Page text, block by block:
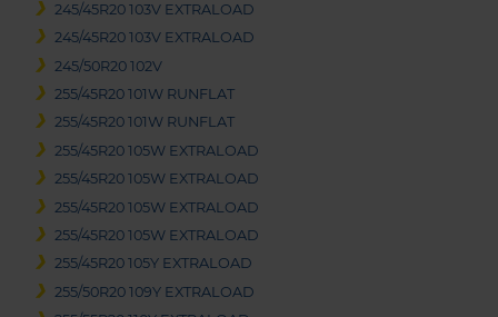
245/45R20 103V EXTRALOAD
245/45R20 103V EXTRALOAD
245/50R20 102V
255/45R20 101W RUNFLAT
255/45R20 101W RUNFLAT
255/45R20 105W EXTRALOAD
255/45R20 105W EXTRALOAD
255/45R20 105W EXTRALOAD
255/45R20 105W EXTRALOAD
255/45R20 105Y EXTRALOAD
255/50R20 109Y EXTRALOAD